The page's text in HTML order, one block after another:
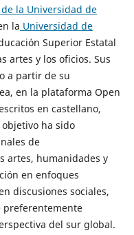
la Universidad de
la Universidad de
Superior Estatal
artes y los oficios. Sus
a partir de su
en la plataforma Open
en castellano,
ha sido
de
artes, humanidades y
en enfoques
discusiones sociales,
preferentemente
del sur global.